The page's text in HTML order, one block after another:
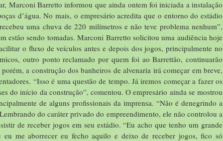
Marconi Barretto informou que ainda ontem foi iniciada a instalação
d’água. No mais, o empresário acredita que o entorno do estádio
uma chuva de 220 milímetros e não teve problema nenhum”,
estão sendo tomadas. Marconi Barretto solicitou uma audiência hoje
o fluxo de veículos antes e depois dos jogos, principalmente no
outro ponto reclamado por quem foi ao Barrettão, continuarão
a construção dos banheiros de alvenaria irá começar em breve,
“Isso é uma questão de tempo. Já iremos começar a fazer os
do início da construção”, comentou. O empresário ainda se mostrou
de alguns profissionais da imprensa. “Não é denegrindo a
do caráter privado do empreendimento, ele não controlou a
de receber jogos em seu estádio. “Eu acho que tenho um grande
me aborrecer eu fecho aquilo e deixo de receber jogos, fico só